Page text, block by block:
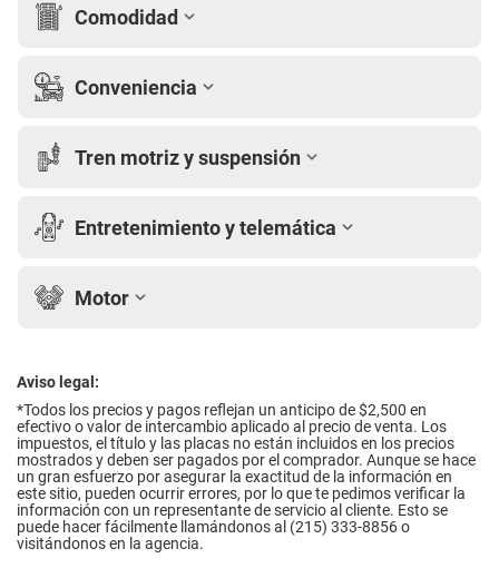
Comodidad
Conveniencia
Tren motriz y suspensión
Entretenimiento y telemática
Motor
Aviso legal:
*Todos los precios y pagos reflejan un anticipo de $2,500 en
efectivo o valor de intercambio aplicado al precio de venta. Los
impuestos, el título y las placas no están incluidos en los precios
mostrados y deben ser pagados por el comprador. Aunque se hace
un gran esfuerzo por asegurar la exactitud de la información en
este sitio, pueden ocurrir errores, por lo que te pedimos verificar la
información con un representante de servicio al cliente. Esto se
puede hacer fácilmente llamándonos al (215) 333-8856 o
visitándonos en la agencia.